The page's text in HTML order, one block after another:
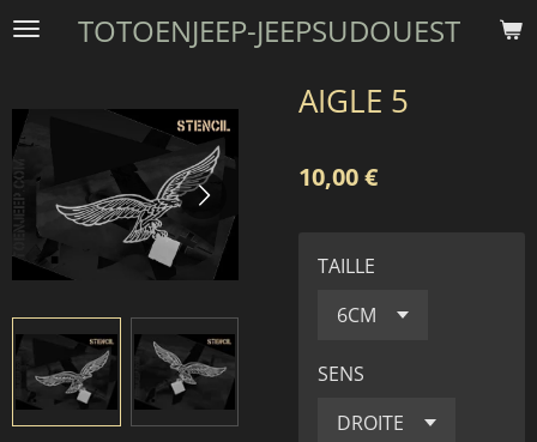
Passer
principal
TOTOENJEEP-JEEPSUDOUEST
AIGLE 5
10,00 €
TAILLE
SENS